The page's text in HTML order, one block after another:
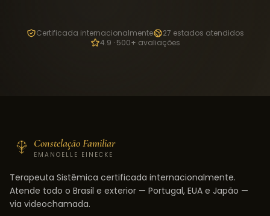
Certificada internacionalmente
27 estados atendidos
4.9 · 500+ avaliações
Constelação Familiar
EMANOELLE EINECKE
Terapeuta Sistêmica certificada internacionalmente.
Atende todo o Brasil e exterior — Portugal, EUA e Japão —
via videochamada.